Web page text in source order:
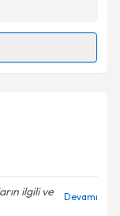
belirtilen
talebi oluşturun.
bir takvim
ilgili ve
Devamı